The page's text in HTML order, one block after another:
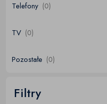
Telefony (0)
TV (0)
Pozostałe (0)
Filtry